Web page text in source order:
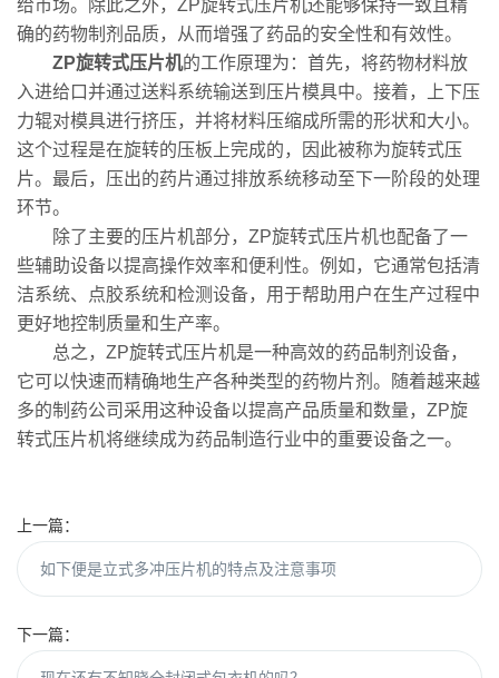
给市场。除此之外，ZP旋转式压片机还能够保持一致且精
确的药物制剂品质，从而增强了药品的安全性和有效性。
ZP旋转式压片机的工作原理为：首先，将药物材料放
入进给口并通过送料系统输送到压片模具中。接着，上下压
力辊对模具进行挤压，并将材料压缩成所需的形状和大小。
这个过程是在旋转的压板上完成的，因此被称为旋转式压
片。最后，压出的药片通过排放系统移动至下一阶段的处理
环节。
除了主要的压片机部分，ZP旋转式压片机也配备了一
些辅助设备以提高操作效率和便利性。例如，它通常包括清
洁系统、点胶系统和检测设备，用于帮助用户在生产过程中
更好地控制质量和生产率。
总之，ZP旋转式压片机是一种高效的药品制剂设备，
它可以快速而精确地生产各种类型的药物片剂。随着越来越
多的制药公司采用这种设备以提高产品质量和数量，ZP旋
转式压片机将继续成为药品制造行业中的重要设备之一。
上一篇：
如下便是立式多冲压片机的特点及注意事项
下一篇：